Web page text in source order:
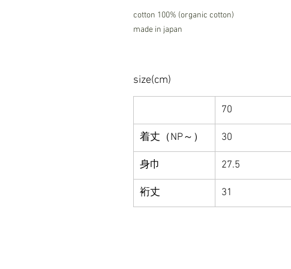
cotton 100% (organic cotton)
made in japan
size(cm)
70
着丈（NP～） 30
身巾 27.5
裄丈 31